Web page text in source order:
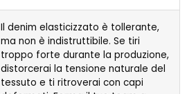
Il denim elasticizzato è tollerante,
ma non è indistruttibile. Se tiri
troppo forte durante la produzione,
distorcerai la tensione naturale del
tessuto e ti ritroverai con capi